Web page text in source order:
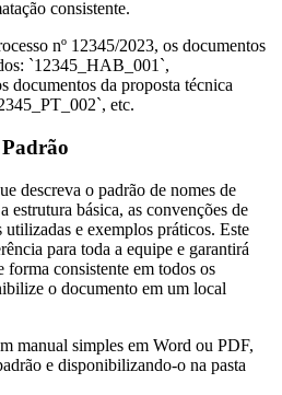
consistente.
nº 12345/2023, os documentos
`12345_HAB_001`,
documentos da proposta técnica
etc.
descreva o padrão de nomes de
estrutura básica, as convenções de
utilizadas e exemplos práticos. Este
para toda a equipe e garantirá
forma consistente em todos os
o documento em um local
manual simples em Word ou PDF,
e disponibilizando-o na pasta